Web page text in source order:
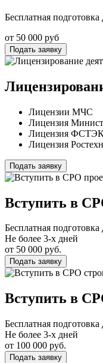
Бесплатная
от 50 000 руб
Подать заявку
Лицензии МЧС
Лицензия
Лицензия
Лицензия
Подать заявку
Вступить в
Бесплатная
Не более 3-х дней
от 50 000 руб.
Подать заявку
Вступить в
Бесплатная
Не более 3-х дней
от 100 000 руб.
Подать заявку